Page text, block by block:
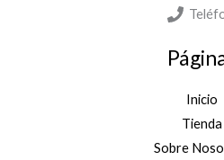
Inicio
Tienda
Sobre